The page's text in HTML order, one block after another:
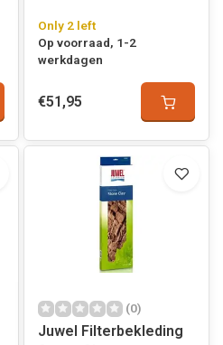
Only 2 left
Op voorraad, 1-2
werkdagen
€51,95
(0)
Juwel Filterbekleding